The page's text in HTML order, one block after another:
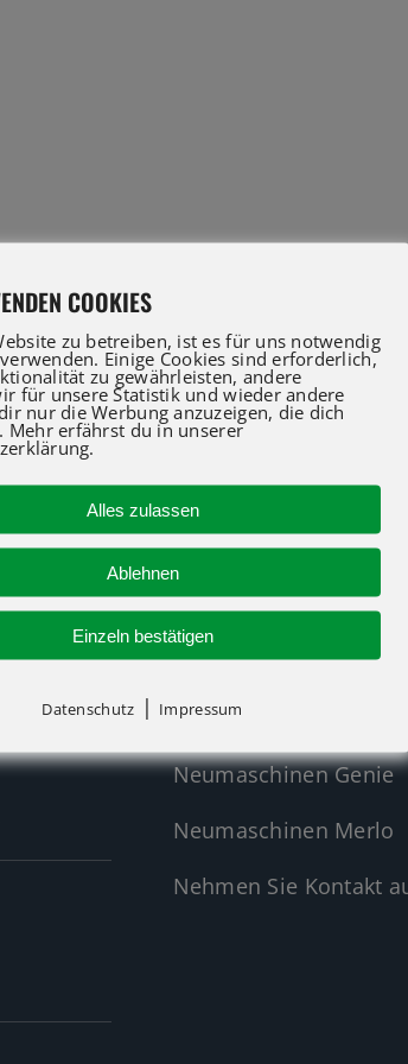
Verkauf und Service beraten Sie gerne.
Sie unser Kontaktformular für eine
NEUMASCHINEN
Neumaschinen
Neumaschinen Genie
Neumaschinen Merlo
Nehmen Sie Kontakt
COOKIES
zu betreiben, ist es für uns notwendig
Einige Cookies sind erforderlich,
zu gewährleisten, andere
für unsere Statistik und wieder andere
nur die Werbung anzuzeigen, die dich
Mehr erfährst du in unserer
Alles zulassen
Ablehnen
Einzeln bestätigen
Datenschutz | Impressum